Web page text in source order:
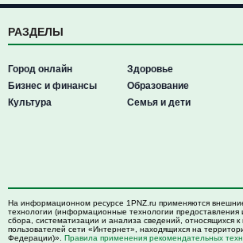
РАЗДЕЛЫ
Город онлайн
Бизнес и финансы
Культура
Здоровье
Образование
Семья и дети
На информационном ресурсе 1PNZ.ru применяются
технологии (информационные технологии
сбора, систематизации и анализа сведений, относящихся к
пользователей сети «Интернет», находящихся на
Федерации)». Правила применения рекомендательных